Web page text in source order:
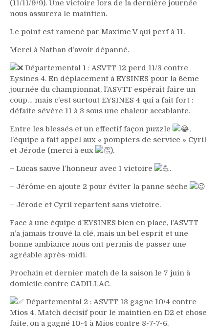
(11/11/9/9). Une victoire lors de la dernière journée
nous assurera le maintien.
Le point est ramené par Maxime V qui perf à 11.
Merci à Nathan d’avoir dépanné.
Départemental 1 : ASVTT 12 perd 11/3 contre
Eysines 4. En déplacement à EYSINES pour la 6ème
journée du championnat, l’ASVTT espérait faire un
coup… mais c’est surtout EYSINES 4 qui a fait fort :
défaite sévère 11 à 3 sous une chaleur accablante.
Entre les blessés et un effectif façon puzzle
,
l’équipe a fait appel aux « pompiers de service » Cyril
et Jérode (merci à eux
).
– Lucas sauve l’honneur avec 1 victoire .
– Jérôme en ajoute 2 pour éviter la panne sèche
– Jérode et Cyril repartent sans victoire.
Face à une équipe d’EYSINES bien en place, l’ASVTT
n’a jamais trouvé la clé, mais un bel esprit et une
bonne ambiance nous ont permis de passer une
agréable après-midi.
Prochain et dernier match de la saison le 7 juin à
domicile contre CADILLAC.
Départemental 2 : ASVTT 13 gagne 10/4 contre
Mios 4. Match décisif pour le maintien en D2 et chose
faite, on a gagné 10-4 à Mios contre 8-7-7-6.